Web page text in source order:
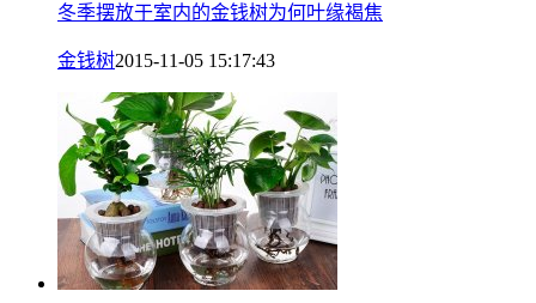
冬季摆放于室内的金钱树为何叶缘褐焦
金钱树2015-11-05 15:17:43